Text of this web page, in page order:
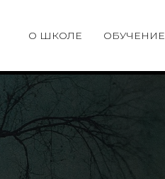
О ШКОЛЕ ОБУЧЕНИЕ